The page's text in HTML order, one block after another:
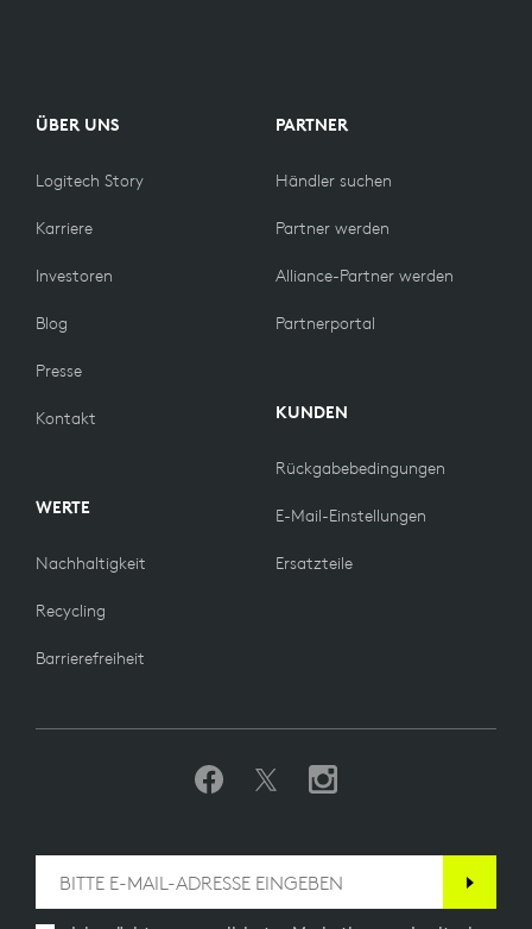
ÜBER UNS
Logitech Story
Karriere
Investoren
Blog
Presse
Kontakt
WERTE
Nachhaltigkeit
Recycling
Barrierefreiheit
PARTNER
Händler suchen
Partner werden
Alliance-Partner werden
Partnerportal
KUNDEN
Rückgabebedingungen
E-Mail-Einstellungen
Ersatzteile